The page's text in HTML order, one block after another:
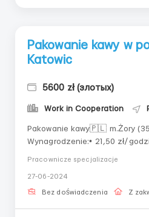
Pakowanie kawy w
Katowic
5600 zł (злотых)
Work in Cooperation
Pakowanie kawy🇵🇱 m.Żory
Wynagrodzenie:• 21,50 zł/
ze statusem studenta, 29,70
roku pracy• +1 zł/godzinę ne...
Pracownicze specjalizacje
27-06-2024
Bez doświadczenia Z